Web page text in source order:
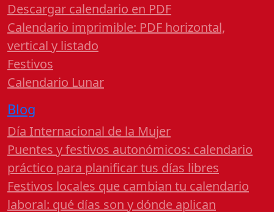
Descargar calendario en PDF
Calendario imprimible: PDF horizontal,
vertical y listado
Festivos
Calendario Lunar
Blog
Día Internacional de la Mujer
Puentes y festivos autonómicos: calendario
práctico para planificar tus días libres
Festivos locales que cambian tu calendario
laboral: qué días son y dónde aplican